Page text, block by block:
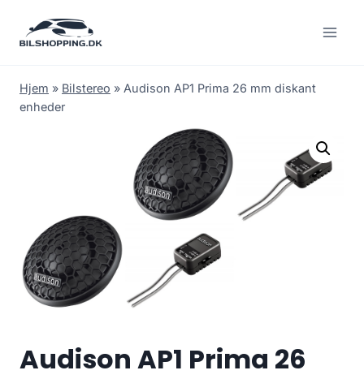
Hjem » Bilstereo » Audison AP1 Prima 26 mm diskant
enheder
Audison AP1 Prima 26